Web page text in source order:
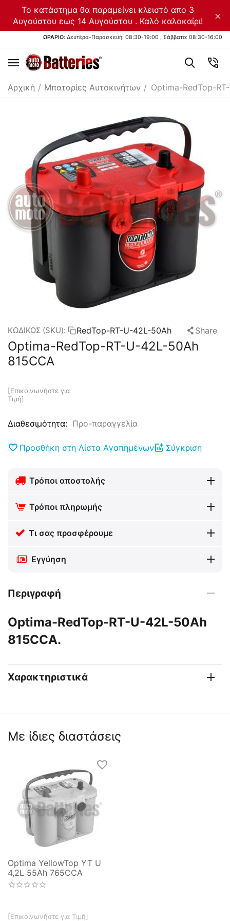
Το κατάστημα θα παραμείνει κλειστό απο 3
Αυγούστου εως 14 Αυγούστου . Καλό καλοκαίρι!
×
ΩΡΑΡΙΟ: Δευτέρα-Παρασκευή: 08:30-19:00 , Σάββατο: 08:30-16:00
Αρχική / Μπαταρίες Αυτοκινήτων / Optima-RedTop-
ΚΩΔΙΚΟΣ (SKU): RedTop-RT-U-42L-50Ah Share
Optima-RedTop-RT-U-42L-50Ah
815CCA
[Επικοινωνήστε για
Τιμή]
Διαθεσιμότητα: Προ-παραγγελία
Προσθήκη στη Λίστα Αγαπημένων Σύγκριση
Τρόποι αποστολής
Τρόποι πληρωμής
Τι σας προσφέρουμε
Εγγύηση
Περιγραφή
Optima-RedTop-RT-U-42L-50Ah
815CCA.
Χαρακτηριστικά
Με ίδιες διαστάσεις
Optima YellowTop YT U
4,2L 55Ah 765CCA
[Επικοινωνήστε για Τιμή]